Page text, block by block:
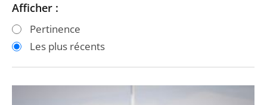
Passer
les
filtres
Passer
les
filtres
Afficher :
Pertinence
Les plus récents